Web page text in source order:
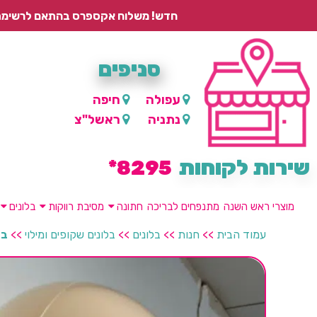
חדש! משלוח אקספרס בהתאם לרשימת היישובים – עד 2 ימי עסקים, ועד 4 ימי עסקים למוצרים
סניפים
עפולה
חיפה
נתניה
ראשל"צ
שירות לקוחות 8295*
מוצרי ראש השנה מתנפחים לבריכה חתונה מסיבת רווקות בלונים
עמוד הבית >> חנות >> בלונים >> בלונים שקופים ומילוי >>